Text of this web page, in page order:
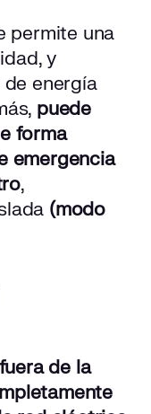
permite una
y
energía
puede
forma
emergencia
,
(modo
de la